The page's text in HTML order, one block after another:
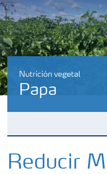
Nutrición vegetal
Papa
Fertilizantes con baja
Reducir